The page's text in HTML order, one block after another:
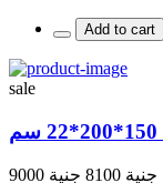
Add to cart
sale
جنية 8100 جنية 9000